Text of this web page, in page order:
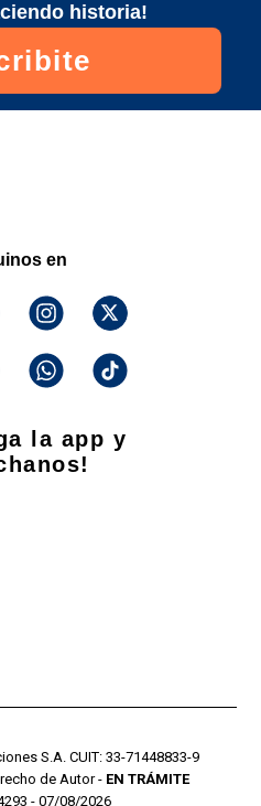
historia!
en
la app y
S.A. CUIT: 33-71448833-9
de Autor - EN TRÁMITE
- 07/08/2026